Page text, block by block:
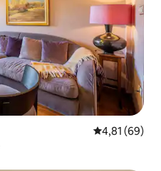
4,81 av 5 i
4,81 (69)